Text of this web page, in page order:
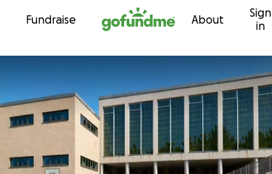
Skip to content
Fundraise About
Sign
in